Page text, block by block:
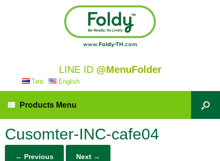
LINE ID @MenuFolder
ไทย English
Products Menu
Cusomter-INC-cafe04
← Previous Next →